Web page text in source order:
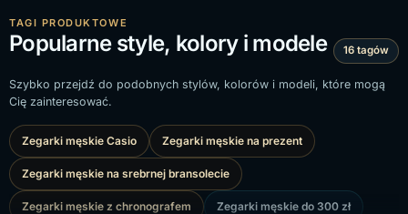
TAGI PRODUKTOWE
Popularne style, kolory i modele 16 tagów
Szybko przejdź do podobnych stylów, kolorów i modeli, które mogą
Cię zainteresować.
Zegarki męskie Casio Zegarki męskie na prezent
Zegarki męskie na srebrnej bransolecie
Zegarki męskie z chronografem Zegarki męskie do 300 zł